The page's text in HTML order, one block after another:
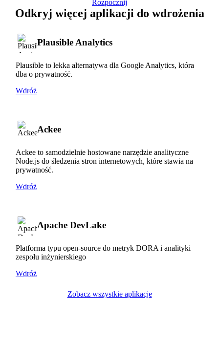
Rozpocznij
Odkryj więcej aplikacji do wdrożenia
Plausible Analytics
Plausible to lekka alternatywa dla Google Analytics, która
dba o prywatność.
Wdróż
Ackee
Ackee to samodzielnie hostowane narzędzie analityczne
Node.js do śledzenia stron internetowych, które stawia na
prywatność.
Wdróż
Apache DevLake
Platforma typu open-source do metryk DORA i analityki
zespołu inżynierskiego
Wdróż
Zobacz wszystkie aplikacje